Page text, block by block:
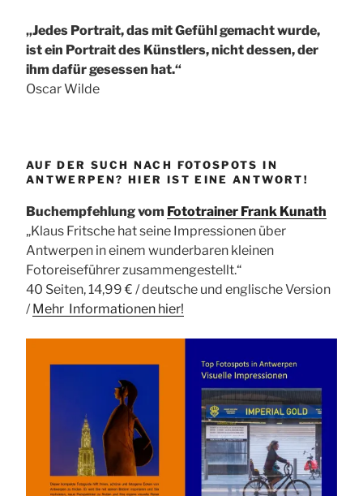
„Jedes Portrait, das mit Gefühl gemacht wurde,
ist ein Portrait des Künstlers, nicht dessen, der
ihm dafür gesessen hat.“
Oscar Wilde
AUF DER SUCH NACH FOTOSPOTS IN
ANTWERPEN? HIER IST EINE ANTWORT!
Buchempfehlung vom Fototrainer Frank Kunath
„Klaus Fritsche hat seine Impressionen über
Antwerpen in einem wunderbaren kleinen
Fotoreiseführer zusammengestellt.“
40 Seiten, 14,99 € / deutsche und englische Version
/ Mehr Informationen hier!